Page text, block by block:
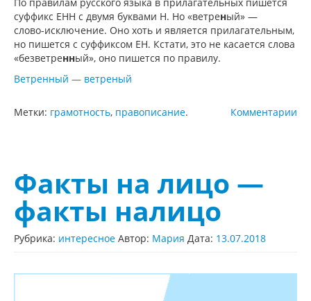
суффикс ЕНН с двумя буквами Н. Но «ветреный» —
слово-исключение. Оно хоть и является прилагательным,
но пишется с суффиксом ЕН. Кстати, это не касается слова
«безветренный», оно пишется по правилу.
Ветренный — ветреный
Комментарии
Метки: грамотность, правописание.
Факты на лицо —
факты налицо
Рубрика: интересное Автор: Мария Дата: 13.07.2018